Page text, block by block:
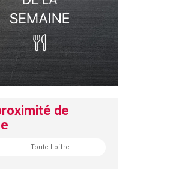
de
Toute l'offre